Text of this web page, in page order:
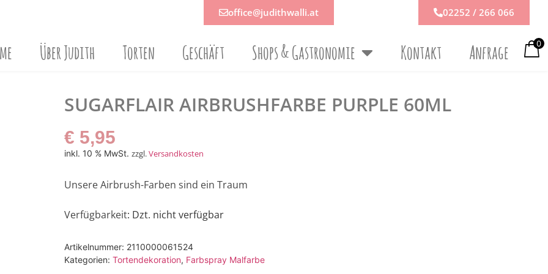
office@judithwalli.at 02252 / 266 066
Über Judith Torten Geschäft Shops & Gastronomie Kontakt Anfrage 0
SUGARFLAIR AIRBRUSHFARBE PURPLE 60ML
€ 5,95
inkl. 10 % MwSt. zzgl.Versandkosten
Unsere Airbrush-Farben sind ein Traum
Verfügbarkeit: Dzt. nicht verfügbar
Artikelnummer: 2110000061524
Kategorien: Tortendekoration, Farbspray Malfarbe